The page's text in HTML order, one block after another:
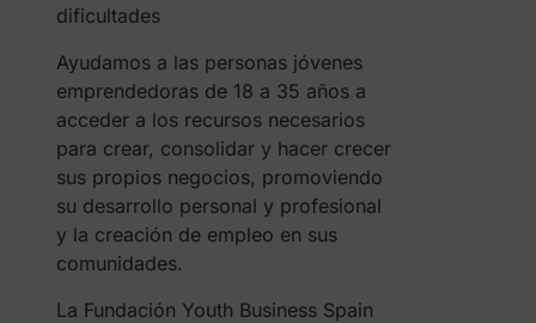
dificultades
Ayudamos a las personas jóvenes
emprendedoras de 18 a 35 años a
acceder a los recursos necesarios
para crear, consolidar y hacer crecer
sus propios negocios, promoviendo
su desarrollo personal y profesional
y la creación de empleo en sus
comunidades.
La Fundación Youth Business Spain